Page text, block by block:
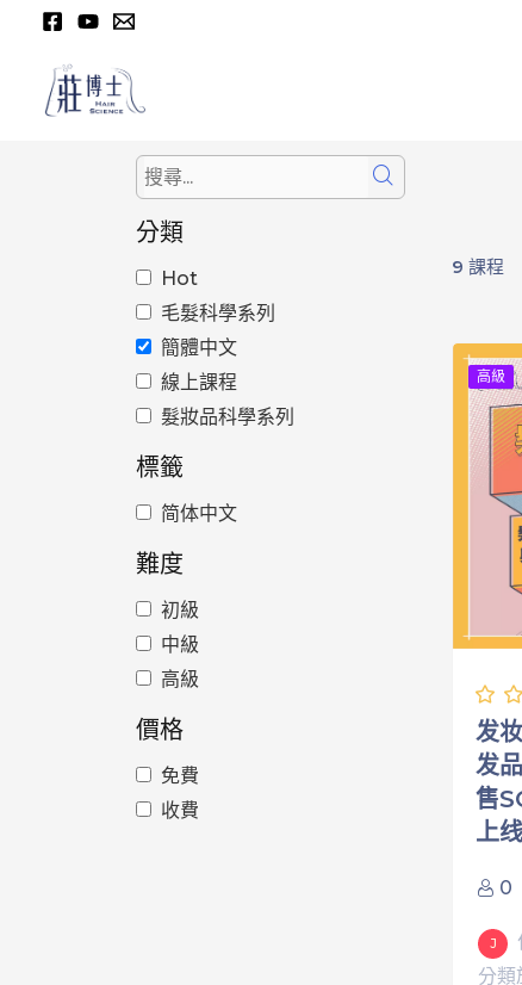
分類
Hot
毛髮科學系列
簡體中文
線上課程
髮妝品科學系列
標籤
简体中文
難度
初級
中級
高級
價格
免費
收費
9 課程
高級
发
发
售
上线
0
J
分類